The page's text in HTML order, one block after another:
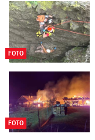
FOTO
FOTO